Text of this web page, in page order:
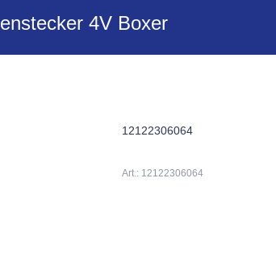
4V Boxer
12122306064
Art.: 12122306064